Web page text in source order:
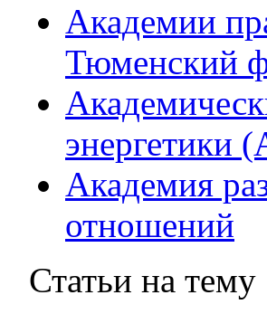
Академии
Тюменский
энергетики
Академия
отношений
Статьи на тему